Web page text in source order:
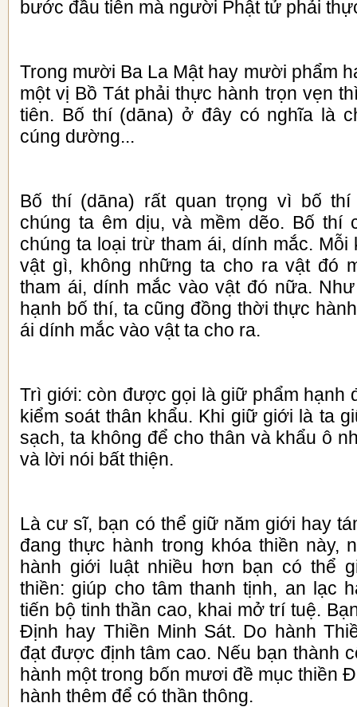
bước đầu tiên mà người Phật tử phải
Trong mười Ba La Mật hay mười phẩm
một vị Bồ Tát phải thực hành trọn vẹn
tiên. Bố thí (dāna) ở đây có nghĩa là
cúng dường...
Bố thí (dāna) rất quan trọng vì bố
chúng ta êm dịu, và mềm dẽo. Bố thí
chúng ta loại trừ tham ái, dính mắc.
vật gì, không những ta cho ra vật đó
tham ái, dính mắc vào vật đó nữa.
hạnh bố thí, ta cũng đồng thời thực
ái dính mắc vào vật ta cho ra.
Trì giới: còn được gọi là giữ phẩm hạnh
kiểm soát thân khẩu. Khi giữ giới là ta
sạch, ta không để cho thân và khẩu ô
và lời nói bất thiện.
Là cư sĩ, bạn có thể giữ năm giới hay
đang thực hành trong khóa thiền này,
hành giới luật nhiều hơn bạn có thể
thiền: giúp cho tâm thanh tịnh, an lạc
tiến bộ tinh thần cao, khai mở trí tuệ.
Định hay Thiền Minh Sát. Do hành
đạt được định tâm cao. Nếu bạn thành
hành một trong bốn mươi đề mục thiền
hành thêm để có thần thông.